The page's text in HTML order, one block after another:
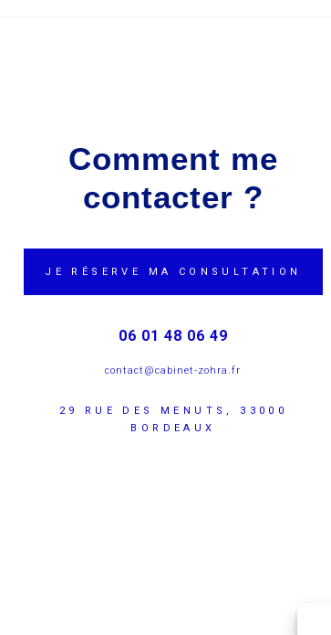
Comment me
contacter ?
JE RÉSERVE MA CONSULTATION
06 01 48 06 49
contact@cabinet-zohra.fr
29 RUE DES MENUTS, 33000
BORDEAUX